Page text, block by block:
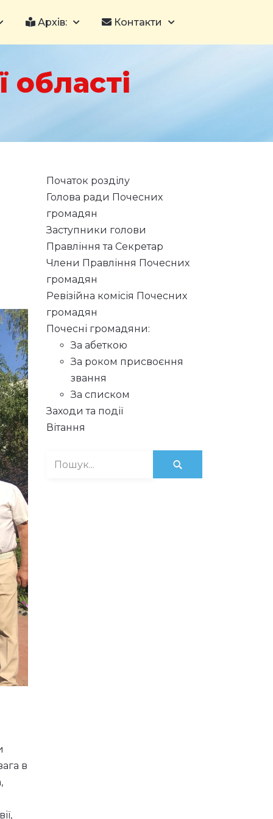
Архів: Контакти
області
в
Початок розділу
Голова ради Почесних
громадян
Заступники голови
Правління та Секретар
Члени Правління Почесних
громадян
Ревізійна комісія Почесних
громадян
Почесні громадяни:
За абеткою
За роком присвоєння
звання
За списком
Заходи та події
Вітання